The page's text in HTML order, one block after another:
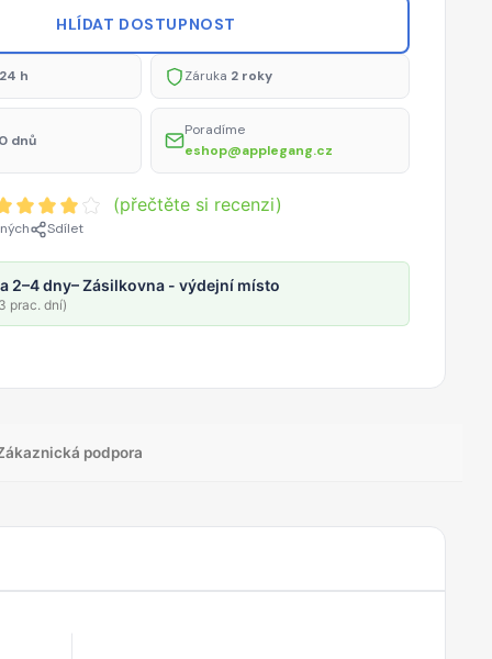
HLÍDAT DOSTUPNOST
h Záruka 2 roky
dnů
Poradíme
eshop@applegang.cz
(přečtěte si recenzi)
Sdílet
2–4 dny– Zásilkovna - výdejní místo
prac. dní)
podpora